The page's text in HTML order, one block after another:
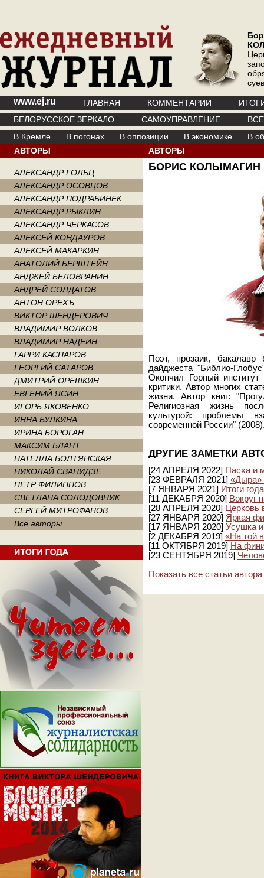
www.ej.ru ГЛАВНАЯ КОММЕНТАРИИ
БЕЛОРУССКОЕ ЗЕРКАЛО
САМОУПРАВЛЕНИЕ
В Кремле
В погонах В оппозиции В экономике
В
АВТОРЫ
АЛЕКСАНДР ГОЛЬЦ
АЛЕКСАНДР ОСОВЦОВ
АЛЕКСАНДР ПОДРАБИНЕК
АЛЕКСАНДР РЫКЛИН
АЛЕКСАНДР ЧЕРКАСОВ
АЛЕКСЕЙ КОНДАУРОВ
АЛЕКСЕЙ МАКАРКИН
АНАТОЛИЙ БЕРШТЕЙН
АНДЖЕЙ БЕЛОВРАНИН
АНДРЕЙ СОЛДАТОВ
АНТОН ОРЕХЪ
ВИКТОР ШЕНДЕРОВИЧ
ВЛАДИМИР ВОЛКОВ
ВЛАДИМИР НАДЕИН
ГАРРИ КАСПАРОВ
ГЕОРГИЙ САТАРОВ
ДМИТРИЙ ОРЕШКИН
ЕВГЕНИЙ ЯСИН
ИГОРЬ ЯКОВЕНКО
ИННА БУЛКИНА
ИРИНА БОРОГАН
МАКСИМ БЛАНТ
НАТЕЛЛА БОЛТЯНСКАЯ
НИКОЛАЙ СВАНИДЗЕ
ПЕТР ФИЛИППОВ
СВЕТЛАНА СОЛОДОВНИК
СЕРГЕЙ МИТРОФАНОВ
Все авторы
АВТОРЫ
БОРИС КОЛЫМАГИН
Поэт, прозаик, бакалавр
дайджеста "Библио-
Окончил Горный
критики. Автор многих
жизни. Автор книг:
Религиозная жизнь
культурой: проблемы
современной России"
ДРУГИЕ ЗАМЕТКИ
[24 АПРЕЛЯ 2022] Пасха и
[23 ФЕВРАЛЯ 2021] «Дыра»
[7 ЯНВАРЯ 2021] Итоги
[11 ДЕКАБРЯ 2020] Вокруг
[28 АПРЕЛЯ 2020] Церковь
[27 ЯНВАРЯ 2020] Яркая
[17 ЯНВАРЯ 2020] Усушка и
[2 ДЕКАБРЯ 2019] «На той
[11 ОКТЯБРЯ 2019] На
[23 СЕНТЯБРЯ 2019]
Показать все статьи автора